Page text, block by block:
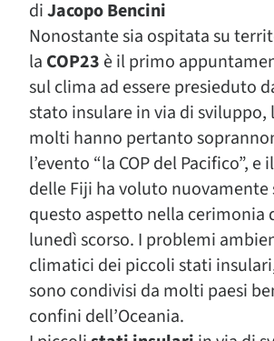
diJacopo Bencini
Nonostante sia ospitata su
la COP23 è il primo
sul clima ad essere presieduto
stato insulare in via di sviluppo,
molti hanno pertanto
l’evento “la COP del Pacifico”,
delle Fiji ha voluto
questo aspetto nella cerimonia
lunedì scorso. I problemi
climatici dei piccoli stati
sono condivisi da molti paesi
confini dell’Oceania.